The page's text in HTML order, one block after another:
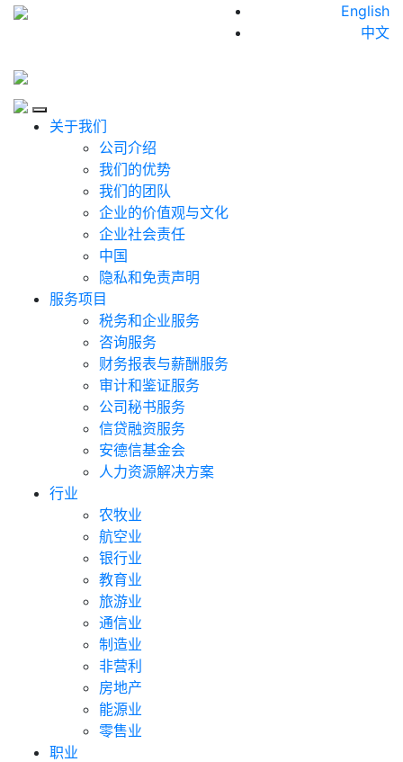
Skip to content
English
中文
Close
关于我们
公司介绍
我们的优势
我们的团队
企业的价值观与文化
企业社会责任
中国
隐私和免责声明
服务项目
税务和企业服务
咨询服务
财务报表与薪酬服务
审计和鉴证服务
公司秘书服务
信贷融资服务
安德信基金会
人力资源解决方案
行业
农牧业
航空业
银行业
教育业
旅游业
通信业
制造业
非营利
房地产
能源业
零售业
职业